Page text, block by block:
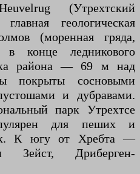
(Утрехтский
геологическая
(моренная гряда,
в конце ледникового
района — 69 м над
покрыты сосновыми
и дубравами.
парк Утрехтсе
для пеших и
К югу от Хребта —
Зейст, Дриберген-